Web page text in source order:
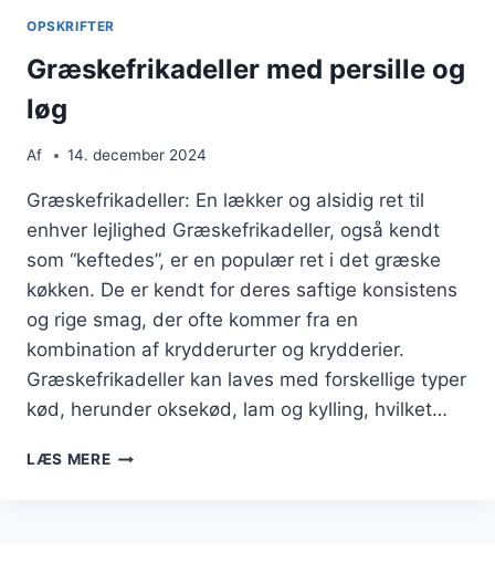
OPSKRIFTER
Græskefrikadeller med persille og
løg
Af 14. december 2024
Græskefrikadeller: En lækker og alsidig ret til
enhver lejlighed Græskefrikadeller, også kendt
som “keftedes”, er en populær ret i det græske
køkken. De er kendt for deres saftige konsistens
og rige smag, der ofte kommer fra en
kombination af krydderurter og krydderier.
Græskefrikadeller kan laves med forskellige typer
kød, herunder oksekød, lam og kylling, hvilket…
LÆS MEREGRÆSKEFRIKADELLER